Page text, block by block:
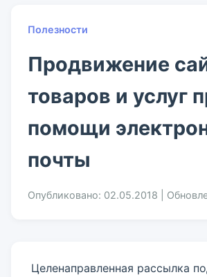
Полезности
Продвижение
товаров и услуг
помощи
почты
Опубликовано: 02.05.2018 |
Целенаправленная рассылка